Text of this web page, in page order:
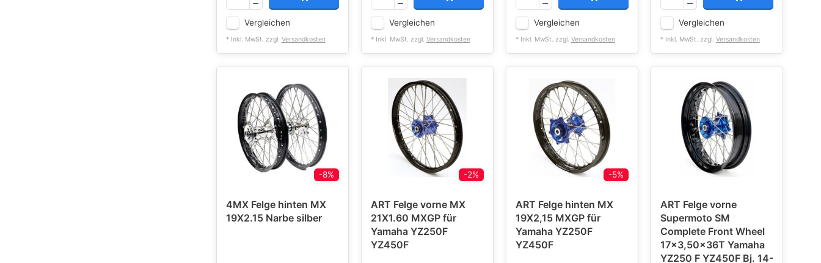
Vergleichen
* Inkl. MwSt. zzgl. Versandkosten
Vergleichen
* Inkl. MwSt. zzgl. Versandkosten
Vergleichen
* Inkl. MwSt. zzgl. Versandkosten
Vergleichen
* Inkl. MwSt. zzgl. Versandkosten
-8%
4MX Felge hinten MX
19X2.15 Narbe silber
-2%
ART Felge vorne MX
21X1.60 MXGP für
Yamaha YZ250F
YZ450F
-5%
ART Felge hinten MX
19X2,15 MXGP für
Yamaha YZ250F
YZ450F
ART Felge vorne
Supermoto SM
Complete Front Wheel
17x3,50x36T Yamaha
YZ250 F YZ450F Bj. 14-